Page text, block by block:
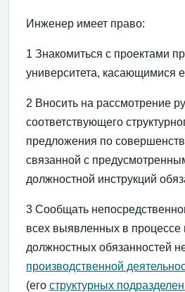
Инженер имеет право:
1 Знакомиться с проектами
университета, касающимися
2 Вносить на рассмотрение
соответствующего
предложения по
связанной с
должностной инструкций
3 Сообщать
всех выявленных в процессе
должностных обязанностей
производственной
(его структурных